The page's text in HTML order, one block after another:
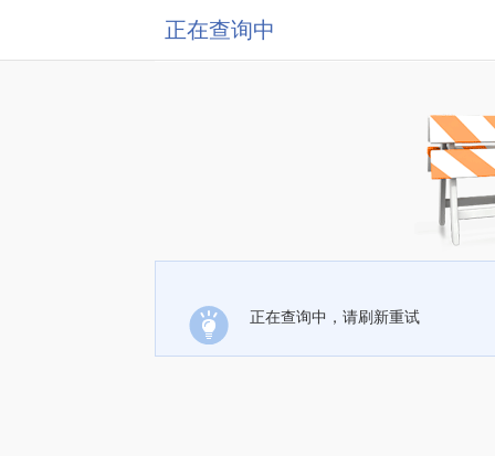
正在查询中
正在查询中，请刷新重试